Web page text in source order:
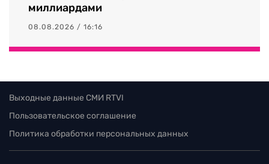
миллиардами
08.08.2026 / 16:16
Выходные данные СМИ RTVI
Пользовательское соглашение
Политика обработки персональных данных